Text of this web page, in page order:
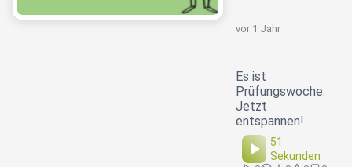
vor 1 Jahr
Es ist
Prüfungswoche:
Jetzt
entspannen!
51
Sekunden